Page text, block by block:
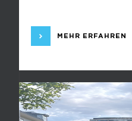
MEHR ERFAHREN